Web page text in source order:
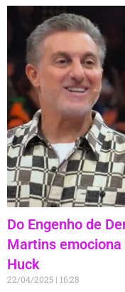
Do Engenho de
Martins
Huck
22/04/2025 16:28